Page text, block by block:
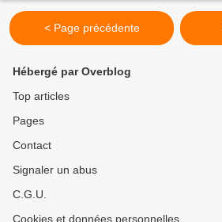
< Page précédente
Hébergé par Overblog
Top articles
Pages
Contact
Signaler un abus
C.G.U.
Cookies et données personnelles